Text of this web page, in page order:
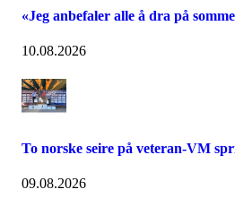
«Jeg anbefaler alle å dra på
10.08.2026
To norske seire på veteran-VM
09.08.2026